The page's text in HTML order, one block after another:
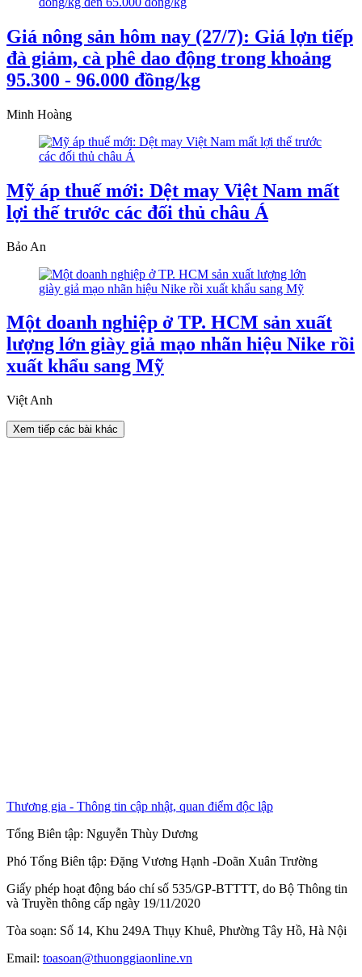
Giá nông sản hôm nay (27/7): Giá lợn tiếp
đà giảm, cà phê dao động trong khoảng
95.300 - 96.000 đồng/kg
Minh Hoàng
Mỹ áp thuế mới: Dệt may Việt Nam mất
lợi thế trước các đối thủ châu Á
Bảo An
Một doanh nghiệp ở TP. HCM sản xuất
lượng lớn giày giả mạo nhãn hiệu Nike rồi
xuất khẩu sang Mỹ
Việt Anh
Xem tiếp các bài khác
Thương gia - Thông tin cập nhật, quan điểm độc lập
Tổng Biên tập: Nguyễn Thùy Dương
Phó Tổng Biên tập: Đặng Vương Hạnh -Doãn Xuân Trường
Giấy phép hoạt động báo chí số 535/GP-BTTTT, do Bộ Thông tin
và Truyền thông cấp ngày 19/11/2020
Tòa soạn: Số 14, Khu 249A Thụy Khuê, Phường Tây Hồ, Hà Nội
Email: toasoan@thuonggiaonline.vn